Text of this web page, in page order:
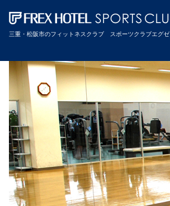
三重・松阪市のフィットネスクラブ スポーツクラブエグゼ